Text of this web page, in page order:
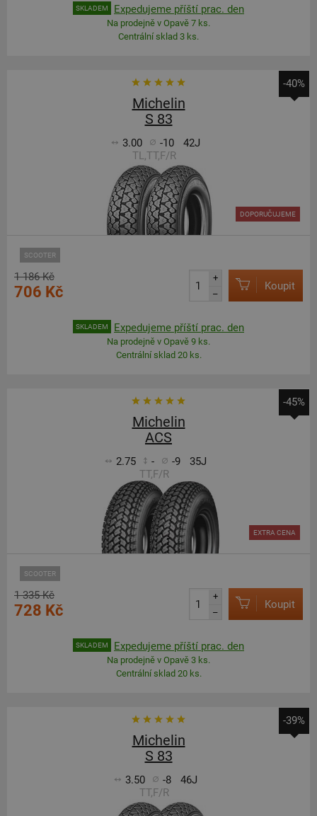
SKLADEM Expedujeme příští prac. den
Na prodejně v Opavě 7 ks.
Centrální sklad 3 ks.
-40%
Michelin
S 83
3.00 -10
42J
TL,TT,F/R
SCOOTER
DOPORUČUJEME
1 186 Kč
706 Kč
+
–
Koupit
SKLADEM Expedujeme příští prac. den
Na prodejně v Opavě 9 ks.
Centrální sklad 20 ks.
-45%
Michelin
ACS
2.75 - -9
35J
TT,F/R
SCOOTER
EXTRA CENA
1 335 Kč
728 Kč
+
–
Koupit
SKLADEM Expedujeme příští prac. den
Na prodejně v Opavě 3 ks.
Centrální sklad 20 ks.
-39%
Michelin
S 83
3.50 -8
46J
TT,F/R